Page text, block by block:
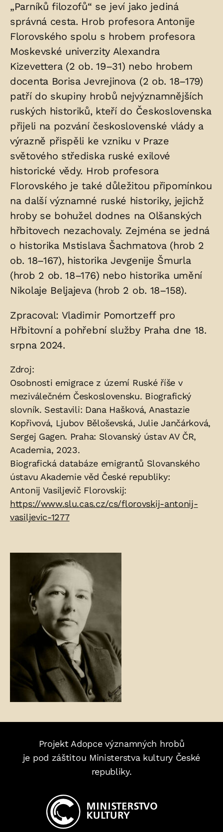
„Parníků filozofů“ se jeví jako jediná
správná cesta. Hrob profesora Antonije
Florovského spolu s hrobem profesora
Moskevské univerzity Alexandra
Kizevettera (2 ob. 19–31) nebo hrobem
docenta Borisa Jevrejinova (2 ob. 18–179)
patří do skupiny hrobů nejvýznamnějších
ruských historiků, kteří do Československa
přijeli na pozvání československé vlády a
výrazně přispěli ke vzniku v Praze
světového střediska ruské exilové
historické vědy. Hrob profesora
Florovského je také důležitou připomínkou
na další významné ruské historiky, jejichž
hroby se bohužel dodnes na Olšanských
hřbitovech nezachovaly. Zejména se jedná
o historika Mstislava Šachmatova (hrob 2
ob. 18–167), historika Jevgenije Šmurla
(hrob 2 ob. 18–176) nebo historika umění
Nikolaje Beljajeva (hrob 2 ob. 18–158).
Zpracoval: Vladimir Pomortzeff pro
Hřbitovní a pohřební služby Praha dne 18.
srpna 2024.
Zdroje:
Zdroj:
Osobnosti emigrace z území Ruské říše v
meziválečném Československu. Biografický
slovník. Sestavili: Dana Hašková, Anastazie
Kopřivová, Ljubov Běloševská, Julie Jančárková,
Sergej Gagen. Praha: Slovanský ústav AV ČR,
Academia, 2023.
Biografická databáze emigrantů Slovanského
ústavu Akademie věd České republiky:
Antonij Vasiljevič Florovskij:
https://www.slu.cas.cz/cs/florovskij-antonij-
vasiljevic-1277
Fotogalerie:
Projekt Adopce významných hrobů
je pod záštitou Ministerstva kultury České
republiky.